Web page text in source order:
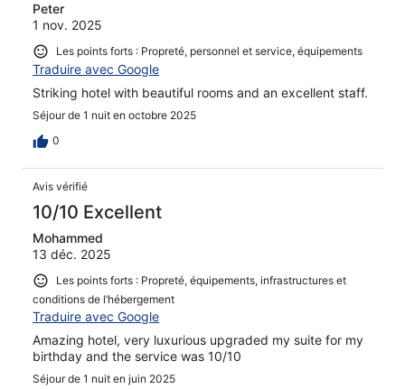
Peter
1 nov. 2025
Les points forts : Propreté, personnel et service, équipements
Traduire avec Google
Striking hotel with beautiful rooms and an excellent staff.
Séjour de 1 nuit en octobre 2025
0
Avis vérifié
10/10 Excellent
Mohammed
13 déc. 2025
Les points forts : Propreté, équipements, infrastructures et
conditions de l’hébergement
Traduire avec Google
Amazing hotel, very luxurious upgraded my suite for my
birthday and the service was 10/10
Séjour de 1 nuit en juin 2025